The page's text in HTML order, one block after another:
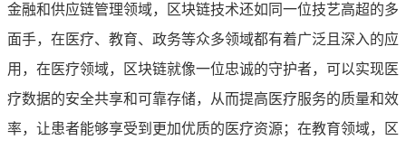
金融和供应链管理领域，区块链技术还如同一位技艺高超的多
面手，在医疗、教育、政务等众多领域都有着广泛且深入的应
用，在医疗领域，区块链就像一位忠诚的守护者，可以实现医
疗数据的安全共享和可靠存储，从而提高医疗服务的质量和效
率，让患者能够享受到更加优质的医疗资源；在教育领域，区